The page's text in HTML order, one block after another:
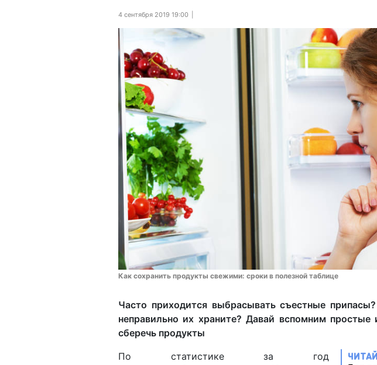
4 сентября 2019 19:00
Как сохранить продукты свежими: сроки в полезной таблице
Часто приходится выбрасывать съестные
неправильно их храните? Давай вспомним
сберечь продукты
По статистике за год